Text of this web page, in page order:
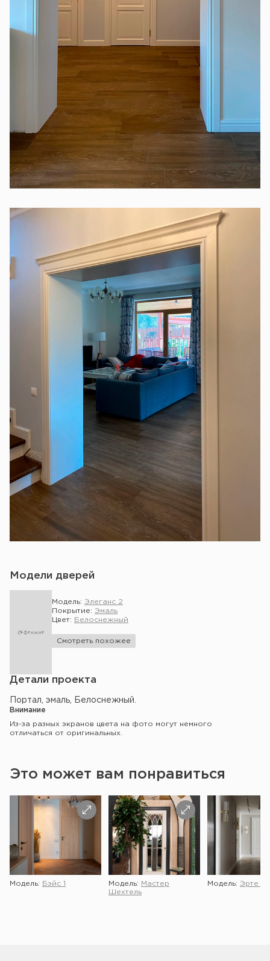
Модели дверей
Модель: Элеганс 2
Покрытие: Эмаль
Цвет:
Белоснежный
Смотреть похожее
Детали проекта
Портал, эмаль, Белоснежный.
Внимание
Из-за разных экранов цвета на фото могут немного
отличаться от оригинальных.
Это может вам понравиться
Модель: Бэйс 1 Модель:
Мастер
Шехтель
Модель: Эрте 2